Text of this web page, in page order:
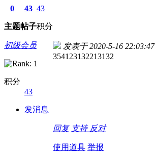
0
主题
43
帖子
43
积分
初级会员
积分
43
发消息
发表于 2020-5-16 22:03:47
354123132213132
回复 支持 反对
使用道具 举报